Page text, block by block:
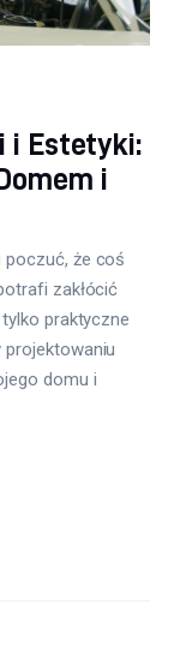
i Estetyki:
i
poczuć, że coś
zakłócić
praktyczne
projektowaniu
domu i